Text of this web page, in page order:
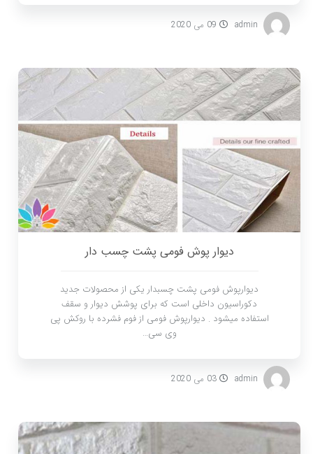
admin 09 می 2020
دیوار پوش فومی پشت چسب دار
دیوارپوش فومی پشت چسبدار یکی از محصولات جدید
دکوراسیون داخلی است که برای پوشش دیوار و سقف
استفاده میشود . دیوارپوش فومی از فوم فشرده با روکش پی
وی سی…
admin 03 می 2020